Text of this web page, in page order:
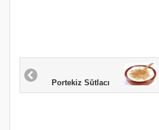
Portekiz Sütlacı